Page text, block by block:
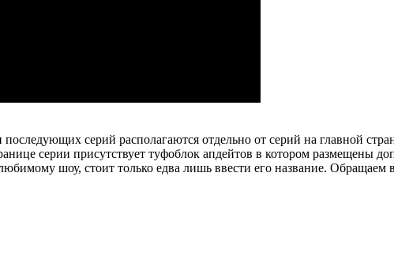
серий располагаются отдельно от серий на главной
серии присутствует туфоблок апдейтов в котором размещены
шоу, стоит только едва лишь ввести его название.